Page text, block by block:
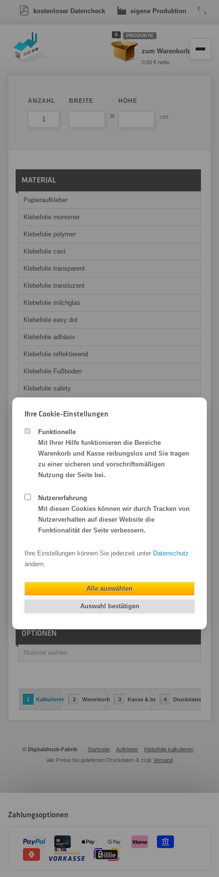
kostenloser Datencheck eigene Produktion ›
0 PRODUKTE
zum Warenkorb
0,00 € netto
ANZAHL BREITE HÖHE
cm
MATERIAL
Papieraufkleber
Klebefolie monomer
Klebefolie polymer
Klebefolie cast
Klebefolie transparent
Klebefolie transluzent
Klebefolie milchglas
Klebefolie easy dot
Klebefolie adhäsiv
Klebefolie reflektierend
Klebefolie Fußboden
Klebefolie safety
Klebefolie FineArt
Klebefolie PVC-frei
Klebefolie Oracal 751C
UV-DTF Transfer
Material wählen
KLEBESEITE
OPTIONEN
Material wählen
1 Kalkulieren 2 Warenkorb 3 Kasse & bestellen
4 Druckdaten-
Ihre Cookie-Einstellungen
Funktionelle
Mit Ihrer Hilfe funktionieren die Bereiche
Warenkorb und Kasse reibungslos und Sie tragen
zu einer sicheren und vorschriftsmäßigen
Nutzung der Seite bei.
Nutzererfahrung
Mit diesen Cookies können wir durch Tracken von
Nutzerverhalten auf dieser Website die
Funktionalität der Seite verbessern.
Ihre Einstellungen können Sie jederzeit unter Datenschutz
ändern.
Alle auswählen
Auswahl bestätigen
© Digitaldruck-Fabrik Startseite Aufkleber
Klebefolie kalkulieren
alle Preise bei gelieferten Druckdaten & zzgl. Versand
Zahlungsoptionen